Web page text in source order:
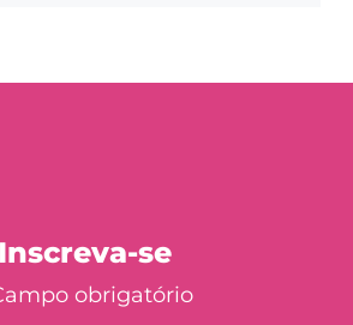
Inscreva-se
obrigatório